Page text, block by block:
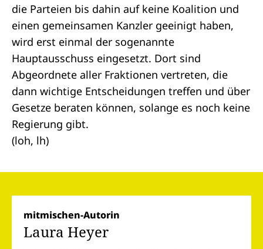
die Parteien bis dahin auf keine Koalition und
einen gemeinsamen Kanzler geeinigt haben,
wird erst einmal der sogenannte
Hauptausschuss eingesetzt. Dort sind
Abgeordnete aller Fraktionen vertreten, die
dann wichtige Entscheidungen treffen und über
Gesetze beraten können, solange es noch keine
Regierung gibt.
(loh, lh)
mitmischen-Autorin
Laura Heyer